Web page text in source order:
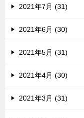
2021年7月 (31)
2021年6月 (30)
2021年5月 (31)
2021年4月 (30)
2021年3月 (31)